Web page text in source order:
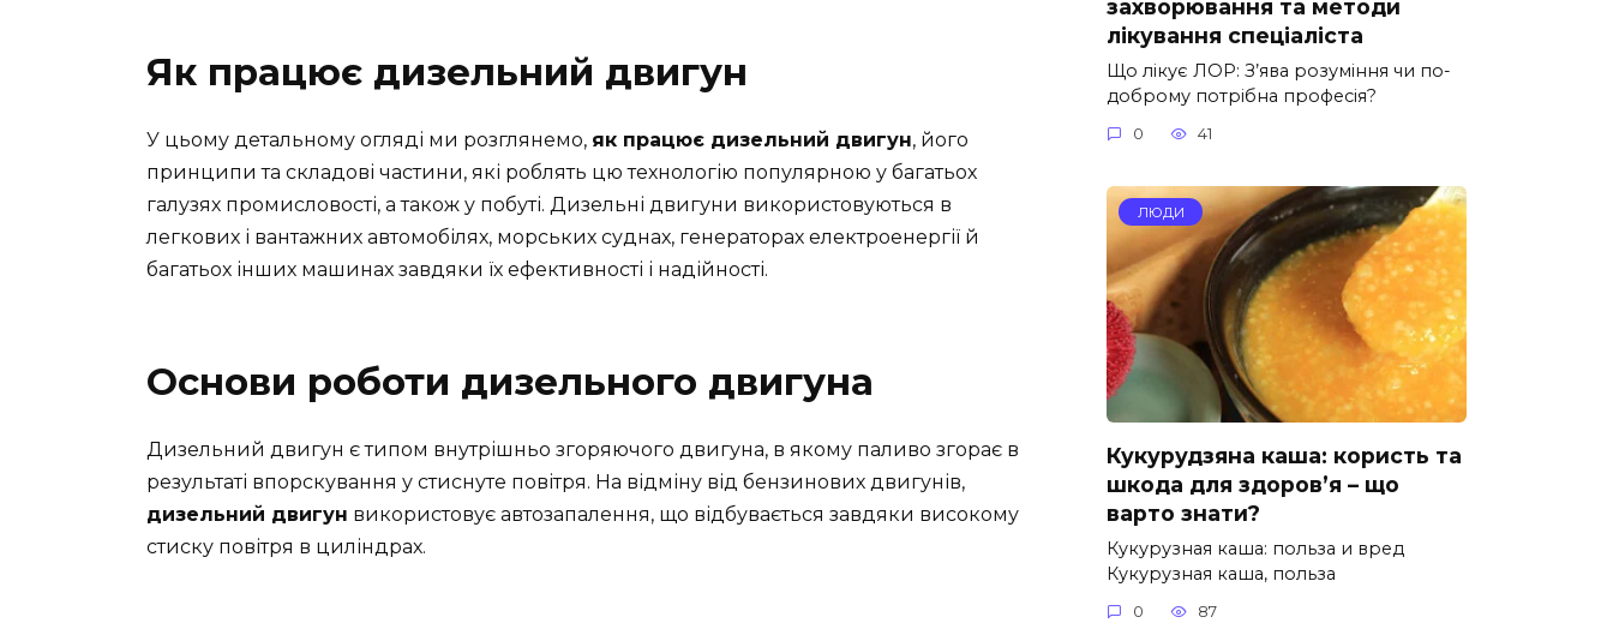
Як працює дизельний двигун
У цьому детальному огляді ми розглянемо, як працює дизельний двигун, його
принципи та складові частини, які роблять цю технологію популярною у багатьох
галузях промисловості, а також у побуті. Дизельні двигуни використовуються в
легкових і вантажних автомобілях, морських суднах, генераторах електроенергії й
багатьох інших машинах завдяки їх ефективності і надійності.
Основи роботи дизельного двигуна
Дизельний двигун є типом внутрішньо згоряючого двигуна, в якому паливо згорає в
результаті впорскування у стиснуте повітря. На відміну від бензинових двигунів,
дизельний двигун використовує автозапалення, що відбувається завдяки високому
стиску повітря в циліндрах.
захворювання та методи
лікування спеціаліста
Що лікує ЛОР: З’ява розуміння чи по-
доброму потрібна професія?
0 41
ЛЮДИ
Кукурудзяна каша: користь та
шкода для здоров’я – що
варто знати?
Кукурузная каша: польза и вред
Кукурузная каша, польза
0 87